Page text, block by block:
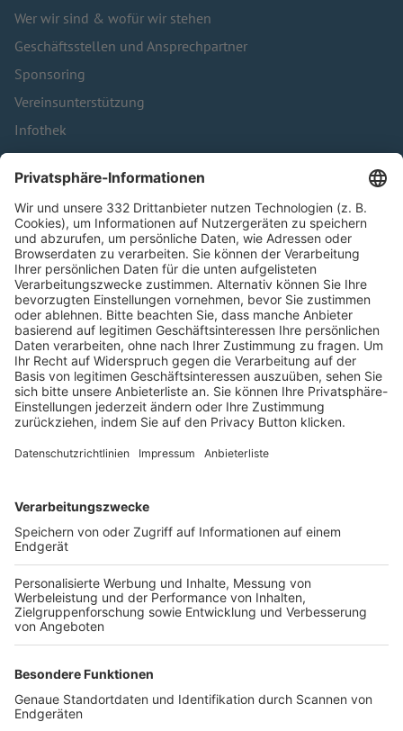
Wer wir sind & wofür wir stehen
Geschäftsstellen und Ansprechpartner
Sponsoring
Vereinsunterstützung
Infothek
Kontakt
HÄUFIG BESUCHTE SEITEN
Pässe und Vereinswechsel
Trainerausbildung
Schulungsangebot Vereinsmitarbeiter
BFV-Geschäftsstellen
Trainerbörse
Login SpielPlus
FOLGE DEM BFV
TOP-VEREINE
TOP-PARTNER